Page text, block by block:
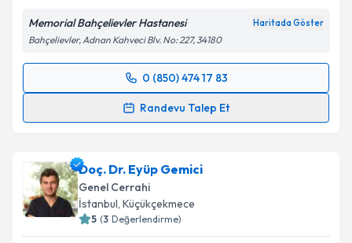
Memorial Bahçelievler Hastanesi Haritada Göster
Bahçelievler, Adnan Kahveci Blv. No: 227, 34180
0 (850) 474 17 83
Randevu Talep Et
Randevu Takvimi Talebi
takvim hazırlandığında e-posta ile bilgilendireceğiz.
E-posta Adresiniz
Doç. Dr. Eyüp Gemici
Genel Cerrahi
İstanbul, Küçükçekmece
5 (3 Değerlendirme)